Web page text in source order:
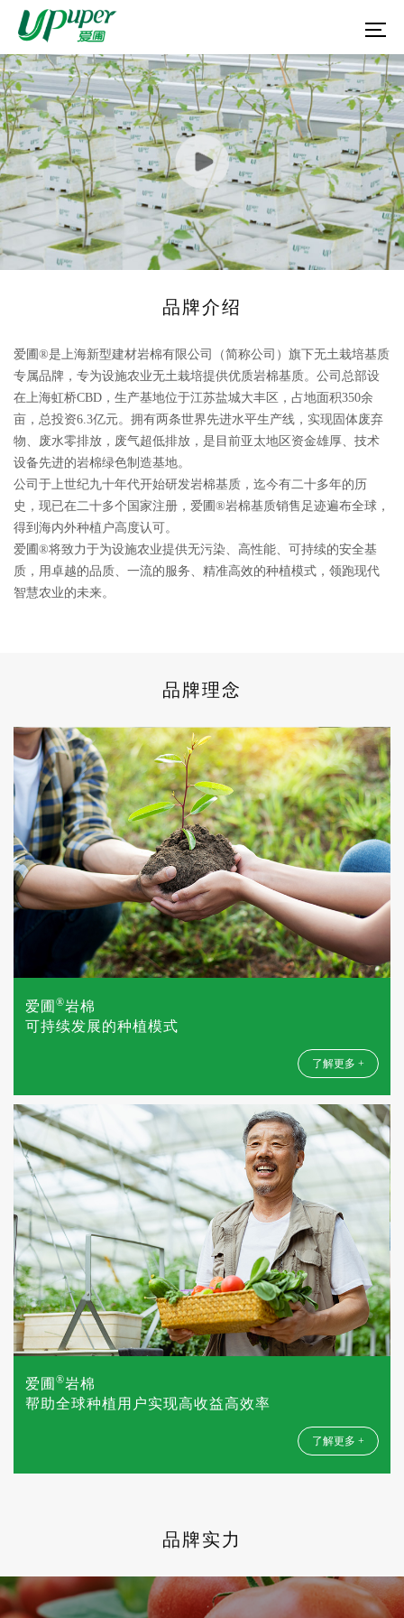
品牌介绍
爱圃®是上海新型建材岩棉有限公司（简称公司）旗下无土栽培基质
专属品牌，专为设施农业无土栽培提供优质岩棉基质。公司总部设
在上海虹桥CBD，生产基地位于江苏盐城大丰区，占地面积350余
亩，总投资6.3亿元。拥有两条世界先进水平生产线，实现固体废弃
物、废水零排放，废气超低排放，是目前亚太地区资金雄厚、技术
设备先进的岩棉绿色制造基地。
公司于上世纪九十年代开始研发岩棉基质，迄今有二十多年的历
史，现已在二十多个国家注册，爱圃®岩棉基质销售足迹遍布全球，
得到海内外种植户高度认可。
爱圃®将致力于为设施农业提供无污染、高性能、可持续的安全基
质，用卓越的品质、一流的服务、精准高效的种植模式，领跑现代
智慧农业的未来。
品牌理念
爱圃 ®岩棉
可持续发展的种植模式
了解更多 +
爱圃 ®岩棉
帮助全球种植用户实现高收益高效率
了解更多 +
品牌实力